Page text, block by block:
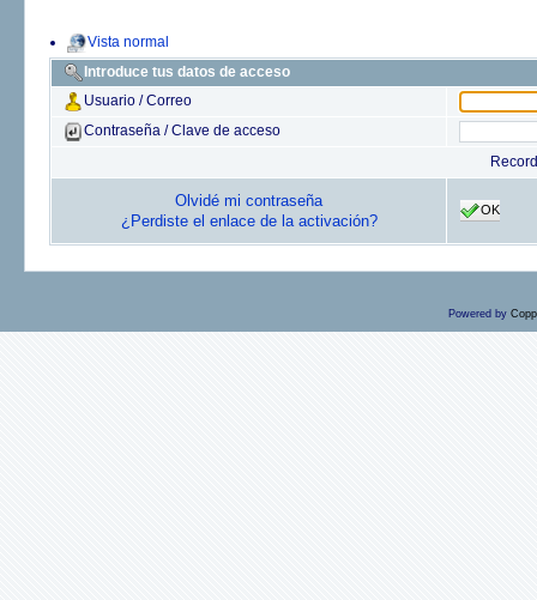
Vista normal
Introduce tus datos de acceso
Usuario / Correo
Contraseña / Clave de acceso
Olvidé mi contraseña
¿Perdiste el enlace de la activación?
OK
Powered by